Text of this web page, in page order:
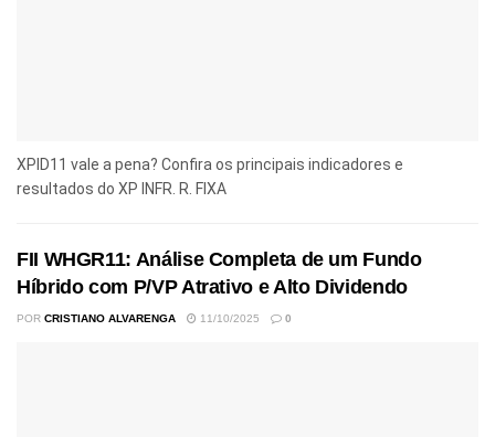
XPID11 vale a pena? Confira os principais indicadores e
resultados do XP INFR. R. FIXA
FII WHGR11: Análise Completa de um Fundo
Híbrido com P/VP Atrativo e Alto Dividendo
POR CRISTIANO ALVARENGA 11/10/2025 0